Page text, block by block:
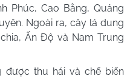
Phúc, Cao Bằng, Quảng
Ngoài ra, cây lá dung
Ấn Độ và Nam Trung
được thu hái và chế biến